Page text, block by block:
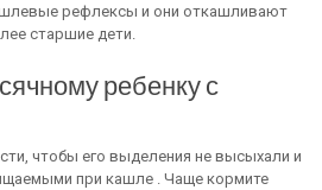
рефлексы и они откашливают
старшие дети.
ребенку с
чтобы его выделения не высыхали и
при кашле . Чаще кормите